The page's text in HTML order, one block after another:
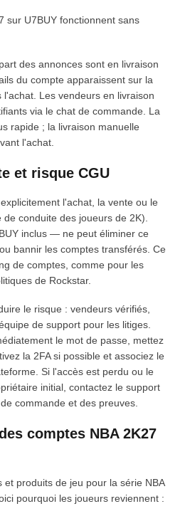
sur U7BUY fonctionnent sans
des annonces sont en livraison
du compte apparaissent sur la
Les vendeurs en livraison
via le chat de commande. La
rapide ; la livraison manuelle
l'achat.
et risque CGU
l'achat, la vente ou le
conduite des joueurs de 2K).
inclus — ne peut éliminer ce
bannir les comptes transférés. Ce
de comptes, comme pour les
de Rockstar.
le risque : vendeurs vérifiés,
de support pour les litiges.
le mot de passe, mettez
la 2FA si possible et associez le
Si l'accès est perdu ou le
initial, contactez le support
commande et des preuves.
comptes NBA 2K27
et produits de jeu pour la série NBA
pourquoi les joueurs reviennent :